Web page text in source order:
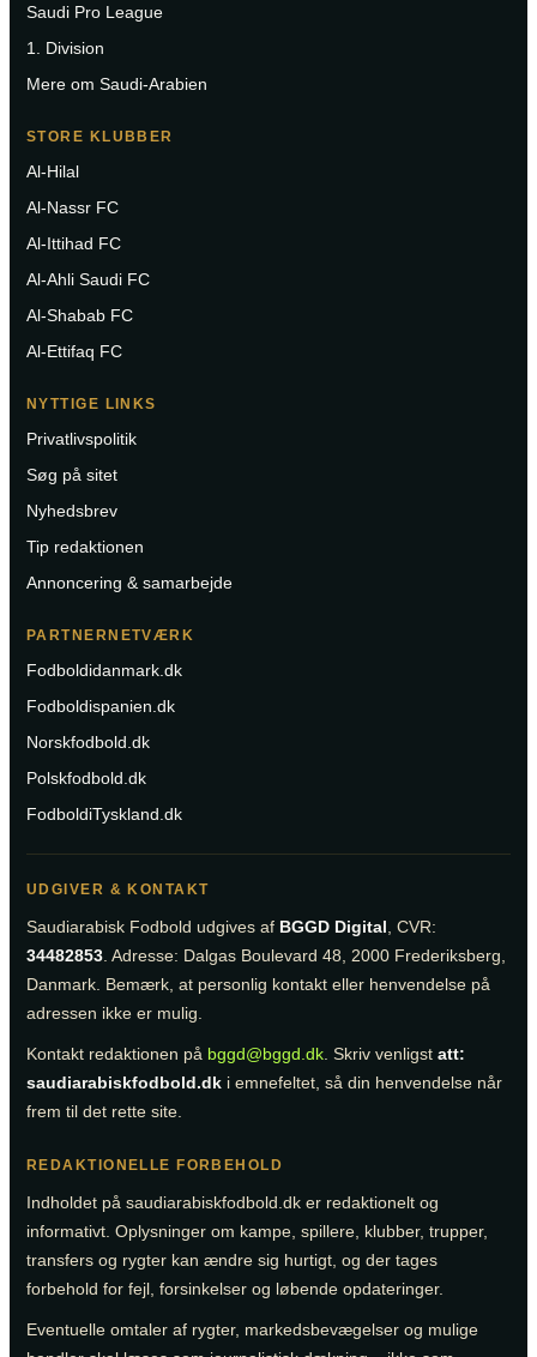
Saudi Pro League
1. Division
Mere om Saudi-Arabien
STORE KLUBBER
Al-Hilal
Al-Nassr FC
Al-Ittihad FC
Al-Ahli Saudi FC
Al-Shabab FC
Al-Ettifaq FC
NYTTIGE LINKS
Privatlivspolitik
Søg på sitet
Nyhedsbrev
Tip redaktionen
Annoncering & samarbejde
PARTNERNETVÆRK
Fodboldidanmark.dk
Fodboldispanien.dk
Norskfodbold.dk
Polskfodbold.dk
FodboldiTyskland.dk
UDGIVER & KONTAKT
Saudiarabisk Fodbold udgives af BGGD Digital , CVR:
34482853 . Adresse: Dalgas Boulevard 48, 2000 Frederiksberg,
Danmark. Bemærk, at personlig kontakt eller henvendelse på
adressen ikke er mulig.
Kontakt redaktionen på bggd@bggd.dk . Skriv venligst att:
saudiarabiskfodbold.dk i emnefeltet, så din henvendelse når
frem til det rette site.
REDAKTIONELLE FORBEHOLD
Indholdet på saudiarabiskfodbold.dk er redaktionelt og
informativt. Oplysninger om kampe, spillere, klubber, trupper,
transfers og rygter kan ændre sig hurtigt, og der tages
forbehold for fejl, forsinkelser og løbende opdateringer.
Eventuelle omtaler af rygter, markedsbevægelser og mulige